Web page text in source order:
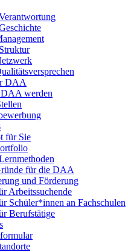
DAA
werden
für Sie
für die DAA
und Förderung
Arbeitssuchende
Schüler*innen an Fachschulen
Berufstätige